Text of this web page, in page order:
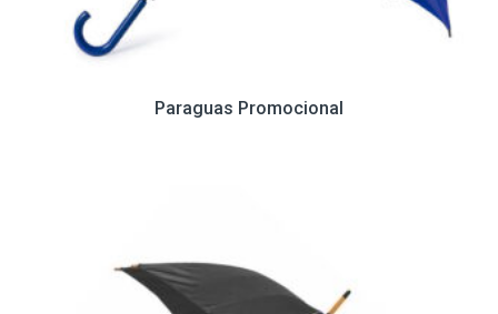
Paraguas Promocional